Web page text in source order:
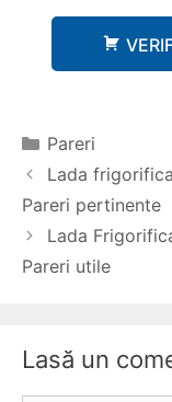
Categorii
Pareri
Navigare
în
articole
Lada
Pareri pertinente
Lada
Pareri utile
Lasă un